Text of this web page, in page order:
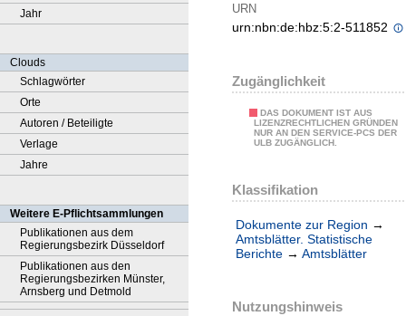
Jahr
Clouds
Schlagwörter
Orte
Autoren / Beteiligte
Verlage
Jahre
Weitere E-Pflichtsammlungen
Publikationen aus dem
Regierungsbezirk Düsseldorf
Publikationen aus den
Regierungsbezirken Münster,
Arnsberg und Detmold
URN
urn:nbn:de:hbz:5:2-511852
Zugänglichkeit
DAS DOKUMENT IST AUS
LIZENZRECHTLICHEN GRÜNDEN
NUR AN DEN SERVICE-PCS DER
ULB ZUGÄNGLICH.
Klassifikation
Dokumente zur Region →
Amtsblätter. Statistische
Berichte → Amtsblätter
Nutzungshinweis